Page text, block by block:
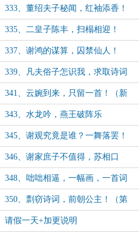
命！
333、董绍夫子秘闻，红袖添香！
335、二皇子陈丰，扫榻相迎！
337、谢鸿的谋算，囚禁仙人！
339、凡夫俗子怎识我，求取诗词
341、云婉到来，只留一首！（新
年快乐！）
343、水龙吟，燕王破阵乐
345、谢观究竟是谁？一舞落罢！
346、谢家庶子不值得，苏相口
谕！
348、咄咄相逼，一幅画，一首词
350、剽窃诗词，前朝公主！（第
一更）
请假一天+加更说明